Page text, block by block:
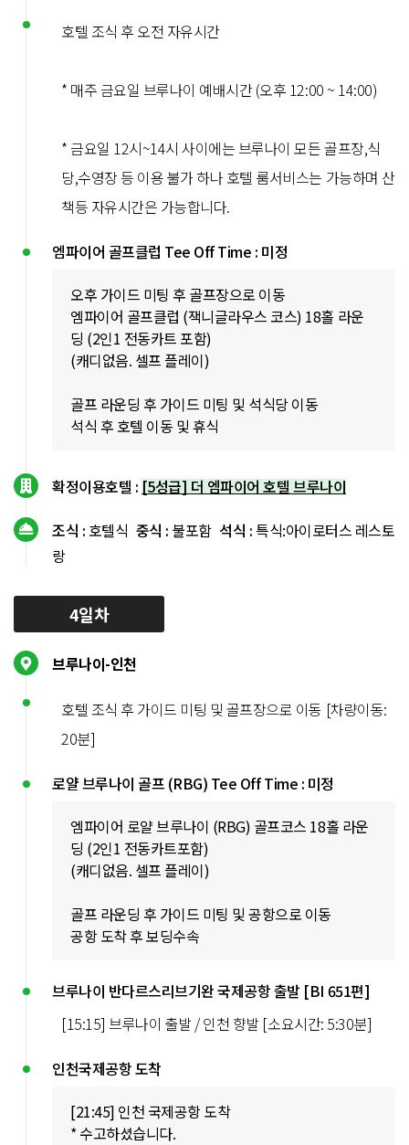
호텔 조식 후 오전 자유시간
* 매주 금요일 브루나이 예배시간 (오후 12:00 ~ 14:00)
* 금요일 12시~14시 사이에는 브루나이 모든 골프장,식
당,수영장 등 이용 불가 하나 호텔 룸서비스는 가능하며 산
책등 자유시간은 가능합니다.
엠파이어 골프클럽 Tee Off Time : 미정
오후 가이드 미팅 후 골프장으로 이동
엠파이어 골프클럽 (잭니글라우스 코스) 18홀 라운
딩 (2인1 전동카트 포함)
(캐디없음. 셀프 플레이)
골프 라운딩 후 가이드 미팅 및 석식당 이동
석식 후 호텔 이동 및 휴식
확정이용호텔 :[5성급] 더 엠파이어 호텔 브루나이
조식 : 호텔식 중식 : 불포함 석식 :특식:아이로터스 레스토
랑
4일차
브루나이-인천
호텔 조식 후 가이드 미팅 및 골프장으로 이동 [차량이동:
20분]
로얄 브루나이 골프 (RBG) Tee Off Time : 미정
엠파이어 로얄 브루나이 (RBG) 골프코스 18홀 라운
딩 (2인1 전동카트포함)
(캐디없음. 셀프 플레이)
골프 라운딩 후 가이드 미팅 및 공항으로 이동
공항 도착 후 보딩수속
브루나이 반다르스리브기완 국제공항 출발 [BI 651편]
[15:15] 브루나이 출발 / 인천 향발 [소요시간: 5:30분]
인천국제공항 도착
[21:45] 인천 국제공항 도착
* 수고하셨습니다.